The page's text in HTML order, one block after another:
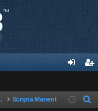
ne nr
Scripta Manent